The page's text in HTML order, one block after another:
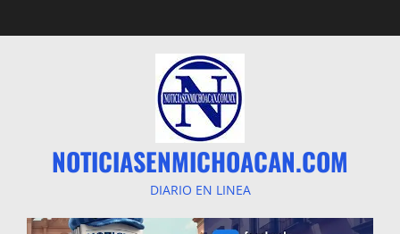
al
NOTICIASENMICHOACAN.COM
DIARIO EN LINEA